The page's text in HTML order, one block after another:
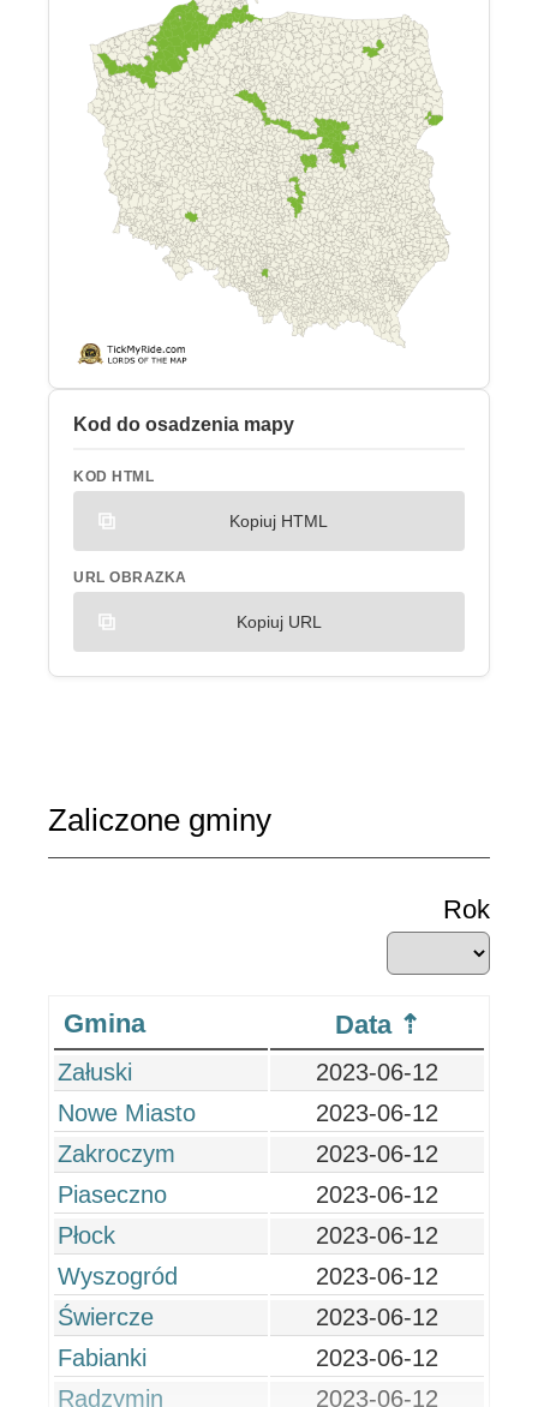
Kod do osadzenia mapy
KOD HTML
Kopiuj HTML
URL OBRAZKA
Kopiuj URL
Zaliczone gminy
Rok
Gmina Data
Załuski
2023-06-12
Nowe Miasto
2023-06-12
Zakroczym
2023-06-12
Piaseczno
2023-06-12
Płock
2023-06-12
Wyszogród
2023-06-12
Świercze
2023-06-12
Fabianki
2023-06-12
Radzymin
2023-06-12